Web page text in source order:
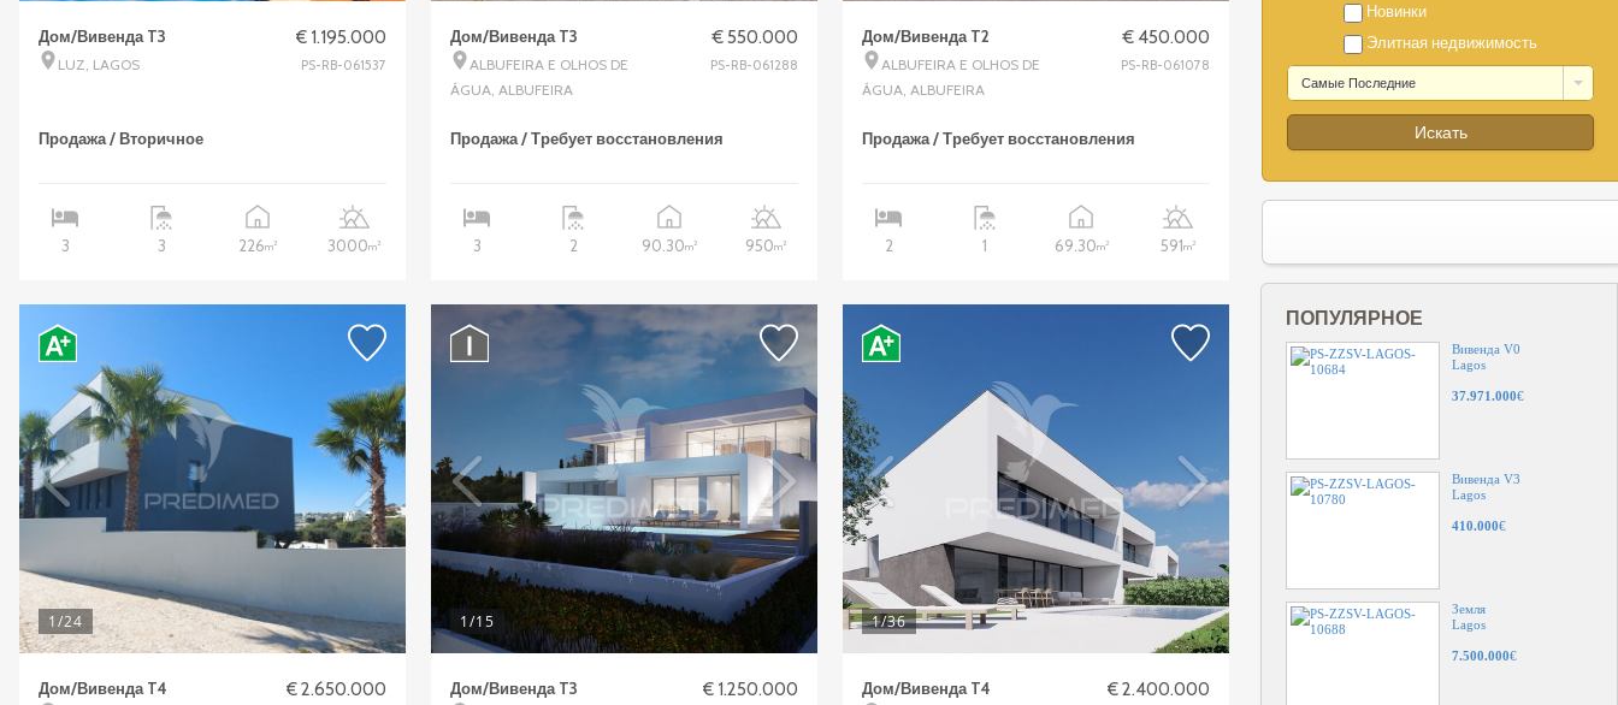
Новинки
Элитная недвижимость
Самые Последние
ПОПУЛЯРНОЕ
Portimão
280.000
280.000€
Вивенда V0
Lagos
37.971.000€
Вивенда V3
Lagos
410.000€
Земля
Lagos
7.500.000€
Дом/Вивенда T3
LUZ, LAGOS
€ 1.195.000
PS-RB-061537
Продажа / Вторичное
3 3 226m2 3000m2
Дом/Вивенда T3
ALBUFEIRA E OLHOS DE
ÁGUA, ALBUFEIRA
€ 550.000
PS-RB-061288
Продажа / Требует восстановления
3 2 90.30m2 950m2
Дом/Вивенда T2
ALBUFEIRA E OLHOS DE
ÁGUA, ALBUFEIRA
€ 450.000
PS-RB-061078
Продажа / Требует восстановления
2 1 69.30m2 591m2
1/24
Дом/Вивенда T4 € 2.650.000
1/15
Дом/Вивенда T3 € 1.250.000
1/36
Дом/Вивенда T4 € 2.400.000